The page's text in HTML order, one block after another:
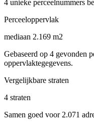
4 unieke perceelnummers
Perceeloppervlak
mediaan 2.169 m2
Gebaseerd op 4 gevonden
oppervlaktegegevens.
Vergelijkbare straten
4 straten
Samen goed voor 2.071